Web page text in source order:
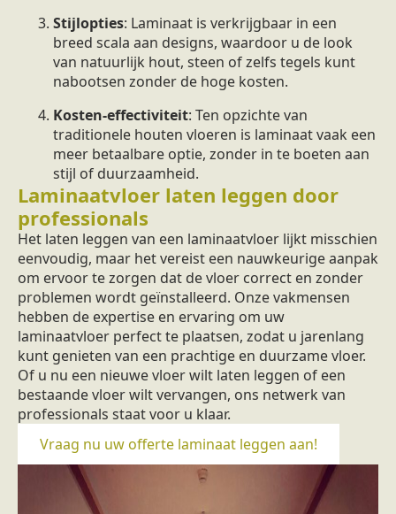
Stijlopties: Laminaat is verkrijgbaar in een
breed scala aan designs, waardoor u de look
van natuurlijk hout, steen of zelfs tegels kunt
nabootsen zonder de hoge kosten.
Kosten-effectiviteit: Ten opzichte van
traditionele houten vloeren is laminaat vaak een
meer betaalbare optie, zonder in te boeten aan
stijl of duurzaamheid.
Laminaatvloer laten leggen door
professionals
Het laten leggen van een laminaatvloer lijkt misschien
eenvoudig, maar het vereist een nauwkeurige aanpak
om ervoor te zorgen dat de vloer correct en zonder
problemen wordt geïnstalleerd. Onze vakmensen
hebben de expertise en ervaring om uw
laminaatvloer perfect te plaatsen, zodat u jarenlang
kunt genieten van een prachtige en duurzame vloer.
Of u nu een nieuwe vloer wilt laten leggen of een
bestaande vloer wilt vervangen, ons netwerk van
professionals staat voor u klaar.
Vraag nu uw offerte laminaat leggen aan!